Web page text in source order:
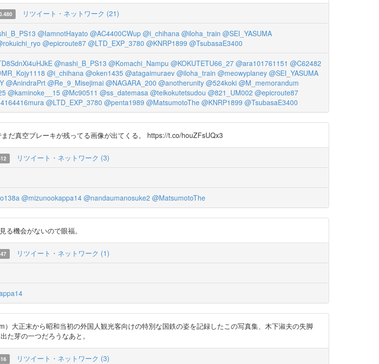
リツイート・ネットワーク (21)
@IamnotHayato @AC4400CWup @i_chihana @iloha_train @SEI_YASUMA
@epicroute87 @LTD_EXP_3780 @KNRP1899 @TsubasaE3400
@nashi_B_PS13 @Komachi_Nampu @KOKUTETU66_27 @ara101761151 @C62482
@i_chihana @oken1435 @atagaimuraev @iloha_train @meowyplaney @SEI_YASUMA
@AnindraPrt @Re_9_Misejimai @NAGARA_200 @anotherunity @524koki @M_memorandum
@kaminoke__15 @Mc90511 @ss_datemasa @teikokutetsudou @821_UM002 @epicroute87
@LTD_EXP_3780 @penta1989 @MatsumotoThe @KNRP1899 @TsubasaE3400
だ真空ブレーキが残ってる画像が出てくる。 https://t.co/houZFsUQx3
リツイート・ネットワーク (3)
@mizunookappa14 @nandaumanosuke2 @MatsumotoThe
機会がないので眼福。
リツイート・ネットワーク (1)
大正末から昭和当初の外国人観光客向けの特別な国鉄の姿を記録したこの写真集、木下淑夫の失脚
た芽の一つだろうなあと。
リツイート・ネットワーク (3)